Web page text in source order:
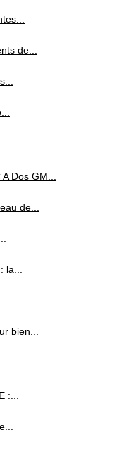
de...
Dos GM...
de...
bien...
:...